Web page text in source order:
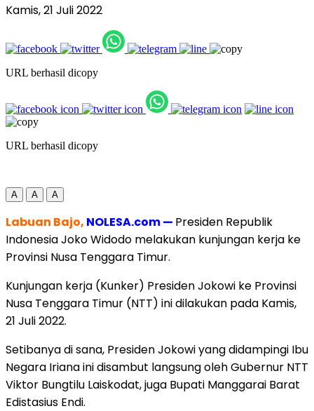
Kamis, 21 Juli 2022
URL berhasil dicopy
URL berhasil dicopy
A A A
Labuan Bajo, NOLESA.com — Presiden Republik
Indonesia Joko Widodo melakukan kunjungan kerja ke
Provinsi Nusa Tenggara Timur.
Kunjungan kerja (Kunker) Presiden Jokowi ke Provinsi
Nusa Tenggara Timur (NTT) ini dilakukan pada Kamis,
21 Juli 2022.
Setibanya di sana, Presiden Jokowi yang didampingi Ibu
Negara Iriana ini disambut langsung oleh Gubernur NTT
Viktor Bungtilu Laiskodat, juga Bupati Manggarai Barat
Edistasius Endi.